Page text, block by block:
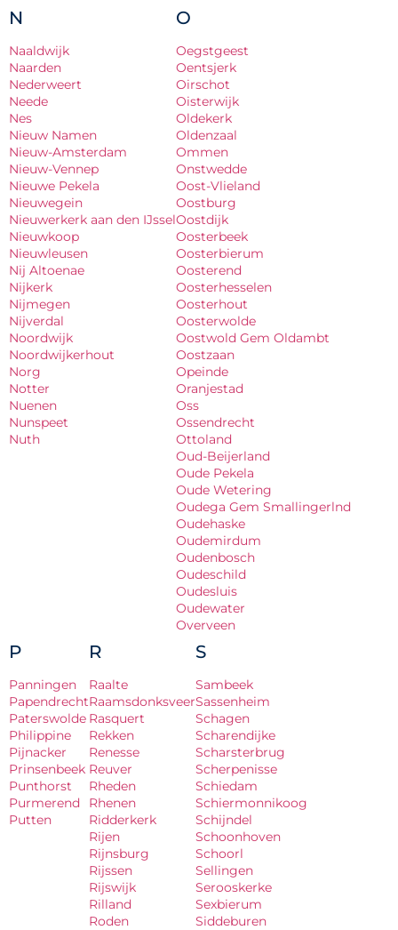
N
Naaldwijk
Naarden
Nederweert
Neede
Nes
Nieuw Namen
Nieuw-Amsterdam
Nieuw-Vennep
Nieuwe Pekela
Nieuwegein
Nieuwerkerk aan den IJssel
Nieuwkoop
Nieuwleusen
Nij Altoenae
Nijkerk
Nijmegen
Nijverdal
Noordwijk
Noordwijkerhout
Norg
Notter
Nuenen
Nunspeet
Nuth
O
Oegstgeest
Oentsjerk
Oirschot
Oisterwijk
Oldekerk
Oldenzaal
Ommen
Onstwedde
Oost-Vlieland
Oostburg
Oostdijk
Oosterbeek
Oosterbierum
Oosterend
Oosterhesselen
Oosterhout
Oosterwolde
Oostwold Gem Oldambt
Oostzaan
Opeinde
Oranjestad
Oss
Ossendrecht
Ottoland
Oud-Beijerland
Oude Pekela
Oude Wetering
Oudega Gem Smallingerlnd
Oudehaske
Oudemirdum
Oudenbosch
Oudeschild
Oudesluis
Oudewater
Overveen
P
Panningen
Papendrecht
Paterswolde
Philippine
Pijnacker
Prinsenbeek
Punthorst
Purmerend
Putten
R
Raalte
Raamsdonksveer
Rasquert
Rekken
Renesse
Reuver
Rheden
Rhenen
Ridderkerk
Rijen
Rijnsburg
Rijssen
Rijswijk
Rilland
Roden
S
Sambeek
Sassenheim
Schagen
Scharendijke
Scharsterbrug
Scherpenisse
Schiedam
Schiermonnikoog
Schijndel
Schoonhoven
Schoorl
Sellingen
Serooskerke
Sexbierum
Siddeburen